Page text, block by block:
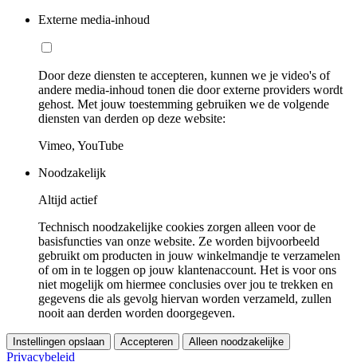
Externe media-inhoud
Door deze diensten te accepteren, kunnen we je video's of
andere media-inhoud tonen die door externe providers wordt
gehost. Met jouw toestemming gebruiken we de volgende
diensten van derden op deze website:
Vimeo, YouTube
Noodzakelijk
Altijd actief
Technisch noodzakelijke cookies zorgen alleen voor de
basisfuncties van onze website. Ze worden bijvoorbeeld
gebruikt om producten in jouw winkelmandje te verzamelen
of om in te loggen op jouw klantenaccount. Het is voor ons
niet mogelijk om hiermee conclusies over jou te trekken en
gegevens die als gevolg hiervan worden verzameld, zullen
nooit aan derden worden doorgegeven.
Instellingen opslaan Accepteren Alleen noodzakelijke
Privacybeleid